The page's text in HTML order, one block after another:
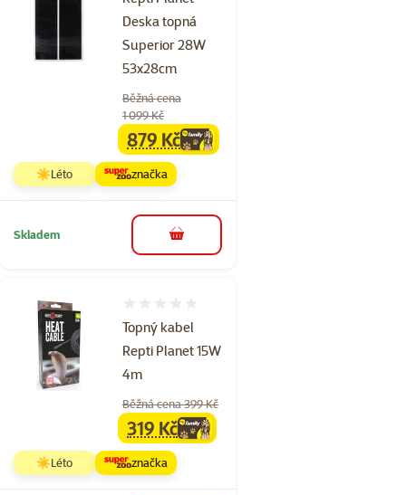
Deska topná
Superior 28W
53x28cm
Běžná cena
1 099 Kč
familycena
879 Kč
☀️Léto značka
Skladem do košíku
Topný kabel
Repti Planet 15W
4m
Běžná cena 399 Kč
familycena
319 Kč
☀️Léto značka